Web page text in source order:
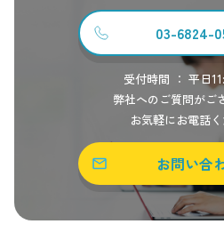
03-6824-
受付時間 ： 平日
弊社へのご質問がご
お気軽にお電話
お問い合